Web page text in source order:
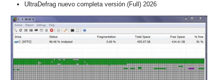
UltraDefrag nuevo completa versión (Full) 2026